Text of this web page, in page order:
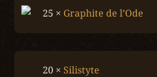
25 × Graphite de l’Ode
20 × Silistyte